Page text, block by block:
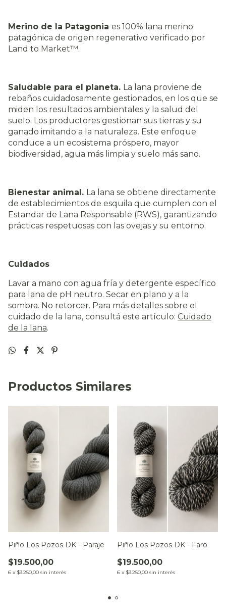
Merino de la Patagonia es 100% lana merino
patagónica de origen regenerativo verificado por
Land to Market™.
Saludable para el planeta. La lana proviene de
rebaños cuidadosamente gestionados, en los que se
miden los resultados ambientales y la salud del
suelo. Los productores gestionan sus tierras y su
ganado imitando a la naturaleza. Este enfoque
conduce a un ecosistema próspero, mayor
biodiversidad, agua más limpia y suelo más sano.
Bienestar animal. La lana se obtiene directamente
de establecimientos de esquila que cumplen con el
Estandar de Lana Responsable (RWS), garantizando
prácticas respetuosas con las ovejas y su entorno.
Cuidados
Lavar a mano con agua fría y detergente específico
para lana de pH neutro. Secar en plano y a la
sombra. No retorcer. Para más detalles sobre el
cuidado de la lana, consultá este artículo: Cuidado
de la lana.
Productos Similares
Piño Los Pozos DK - Paraje
$19.500,00
6 x $3.250,00 sin interés
Piño Los Pozos DK - Faro
$19.500,00
6 x $3.250,00 sin interés